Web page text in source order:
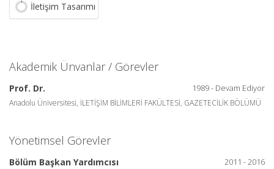
İletişim Tasarımı
Akademik Ünvanlar / Görevler
1989 - Devam Ediyor
Prof. Dr.
Anadolu Üniversitesi, İLETİŞİM BİLİMLERİ FAKÜLTESİ, GAZETECİLİK BÖLÜMÜ
Yönetimsel Görevler
2011 - 2016
Bölüm Başkan Yardımcısı